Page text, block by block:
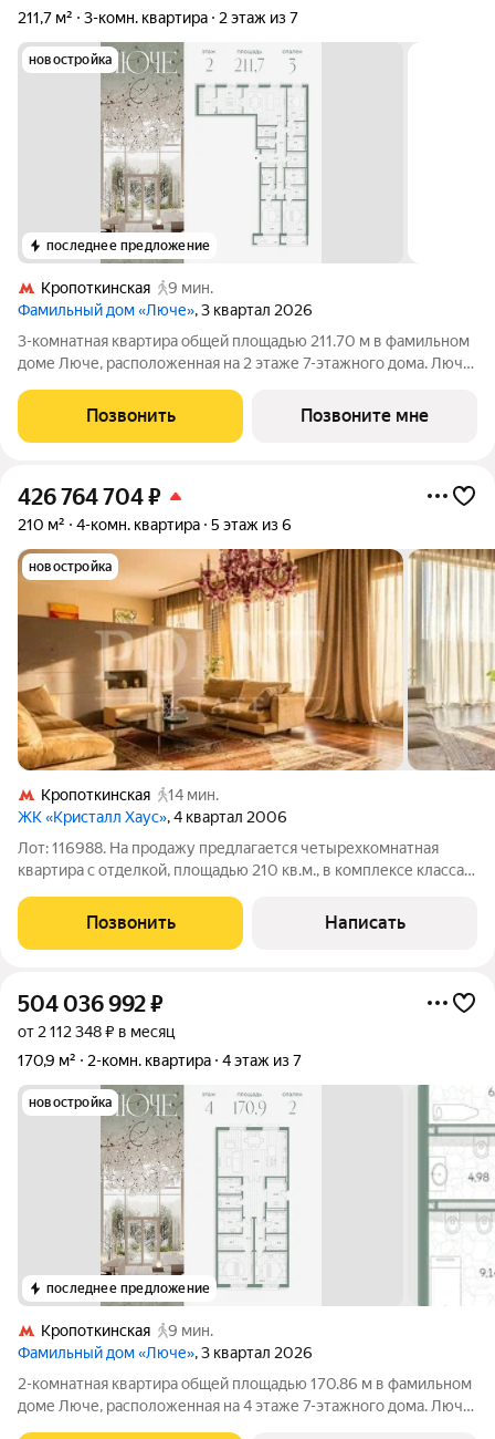
211,7 м²
3-комн. квартира 2 этаж из 7
новостройка
последнее предложение
Кропоткинская
9 мин.
Фамильный дом «Люче», 3 квартал 2026
3-комнатная квартира общей площадью 211.70 м в фамильном
доме Люче, расположенная на 2 этаже 7-этажного дома. Люче
охранной зоне Кремля. Уникальный фамильный дом
предлагает 43 квартиры, площадью от
Позвонить Позвоните мне
426 764 704₽
210 м² 4-комн. квартира 5 этаж из 6
новостройка
Кропоткинская
14 мин.
ЖК «Кристалл Хаус», 4 квартал 2006
Лот: 116988. На продажу предлагается четырехкомнатная
квартира с отделкой, площадью 210 кв.м., в комплексе класса
выделенной ТВ-зоной, кухня, три спальни, одна из которых со
своей гардеробной и
Позвонить Написать
504 036 992₽
от 2 112 348 ₽ в месяц
170,9 м²
2-комн. квартира 4 этаж из 7
новостройка
последнее предложение
Кропоткинская
9 мин.
Фамильный дом «Люче», 3 квартал 2026
2-комнатная квартира общей площадью 170.86 м в фамильном
доме Люче, расположенная на 4 этаже 7-этажного дома. Люче